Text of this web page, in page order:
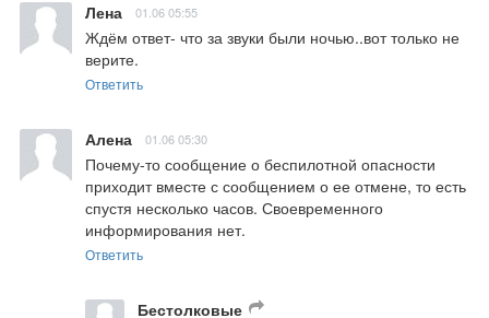
Лена 01.06 05:55
Ждём ответ- что за звуки были ночью..вот только не
верите.
Ответить
Алена 01.06 05:30
Почему-то сообщение о беспилотной опасности
приходит вместе с сообщением о ее отмене, то есть
спустя несколько часов. Своевременного
информирования нет.
Ответить
Бестолковые